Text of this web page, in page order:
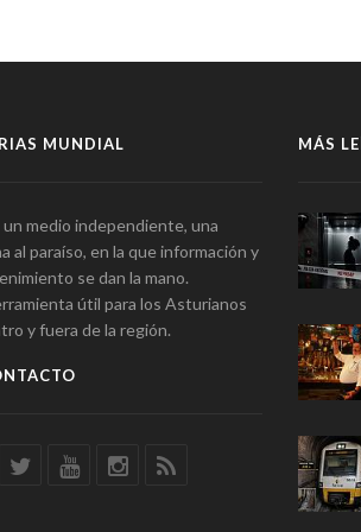
MUNDIAL
un medio independiente, una
al paraíso, en la que información y
se dan la mano.
útil para los Asturianos
y fuera de la región.
MÁS